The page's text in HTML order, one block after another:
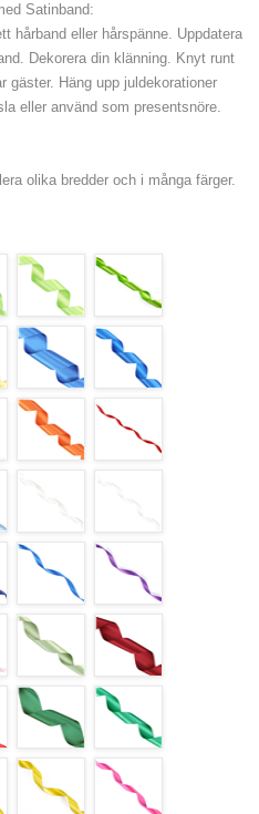
Satinband:
hårband eller hårspänne. Uppdatera
Dekorera din klänning. Knyt runt
gäster. Häng upp juldekorationer
eller använd som presentsnöre.
olika bredder och i många färger.